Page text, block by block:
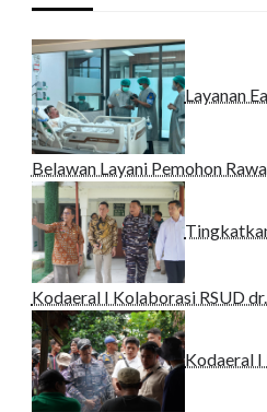
Layanan
Belawan Layani Pemohon
Kodaeral I Kolaborasi RSUD
Kodaeral I